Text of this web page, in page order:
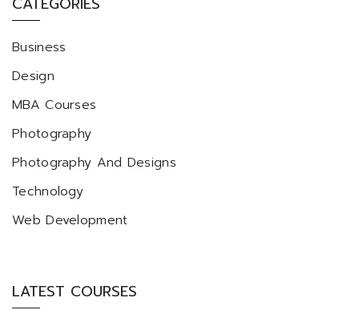
Business
Design
MBA Courses
Photography
Photography And Designs
Technology
Web Development
LATEST COURSES